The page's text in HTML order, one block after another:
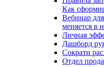
Как
Вебинар
меняется в
Личная
Дашборд
Сократи
Отдел